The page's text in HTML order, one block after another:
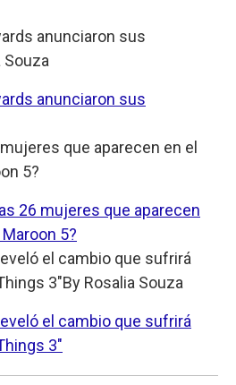
anunciaron sus
Souza
anunciaron sus
que aparecen en el
5?
26 mujeres que aparecen
5?
el cambio que sufrirá
3"By Rosalia Souza
el cambio que sufrirá
3"